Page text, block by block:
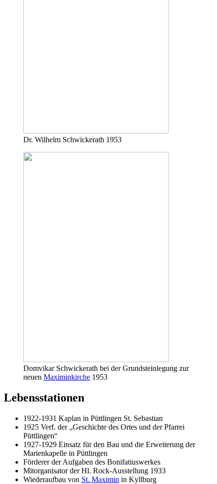
Dr. Wilhelm Schwickerath 1953
Domvikar Schwickerath bei der Grundsteinlegung zur
neuen Maximinkirche 1953
Lebensstationen
1922-1931 Kaplan in Püttlingen St. Sebastian
1925 Verf. der „Geschichte des Ortes und der Pfarrei
Püttlingen“
1927-1929 Einsatz für den Bau und die Erweiterung der
Marienkapelle in Püttlingen
Förderer der Aufgaben des Bonifatiuswerkes
Mitorganisator der Hl. Rock-Ausstellung 1933
Wiederaufbau von St. Maximin in Kyllburg